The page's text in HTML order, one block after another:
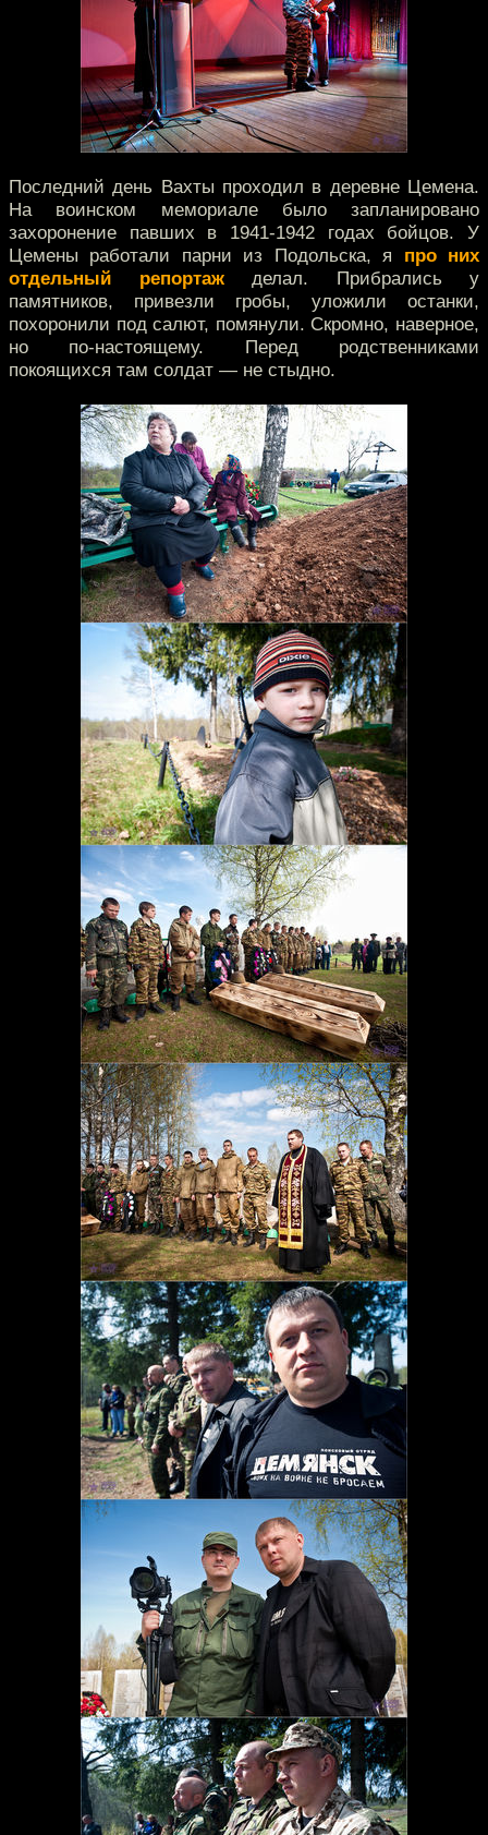
Последний день Вахты проходил в деревне Цемена.
На воинском мемориале было запланировано
захоронение павших в 1941-1942 годах бойцов. У
Цемены работали парни из Подольска, я про них
отдельный репортажделал. Прибрались у
памятников, привезли гробы, уложили останки,
похоронили под салют, помянули. Скромно, наверное,
но по-настоящему. Перед родственниками
покоящихся там солдат — не стыдно.